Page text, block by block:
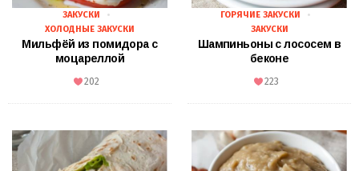
ЗАКУСКИ
ХОЛОДНЫЕ ЗАКУСКИ
Мильфёй из помидора с
моцареллой
202
ГОРЯЧИЕ ЗАКУСКИ
ЗАКУСКИ
Шампиньоны с лососем в
беконе
223